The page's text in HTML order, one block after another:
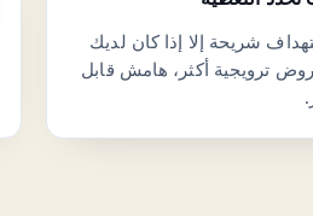
شريحة إلا إذا كان لديك
ترويجية أكثر، هامش قابل